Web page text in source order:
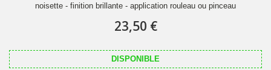
noisette - finition brillante - application rouleau ou pinceau
23,50 €
DISPONIBLE